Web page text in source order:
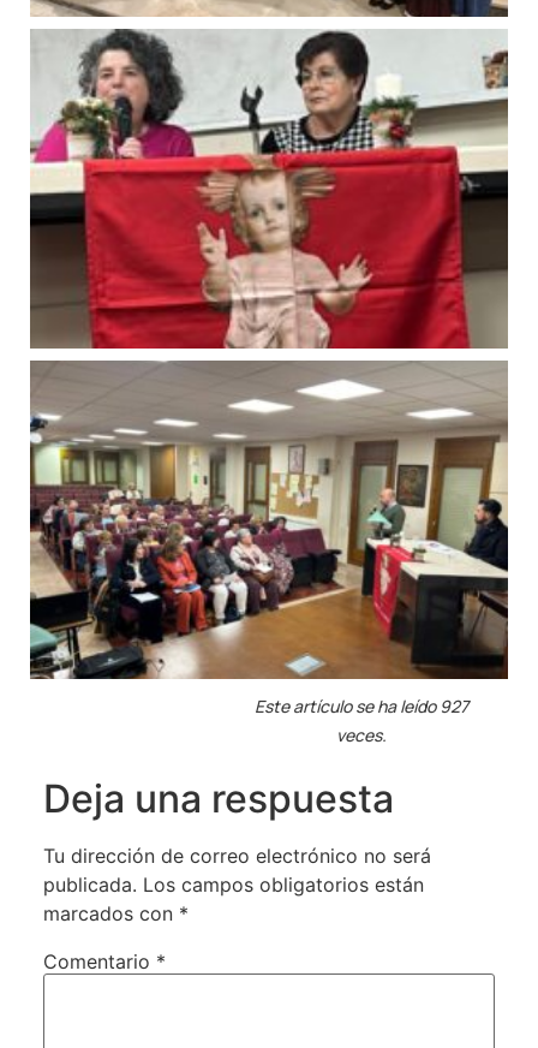
Este artículo se ha leído 927
veces.
Deja una respuesta
Tu dirección de correo electrónico no será
publicada. Los campos obligatorios están
marcados con *
Comentario *